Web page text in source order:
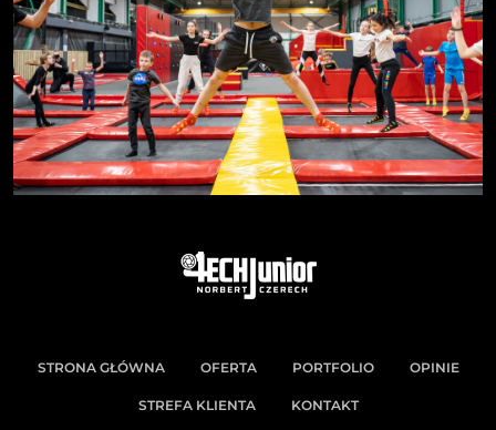
STRONA GŁÓWNA OFERTA PORTFOLIO OPINIE
STREFA KLIENTA KONTAKT